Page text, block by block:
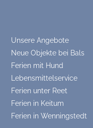
Unsere Angebote
Neue Objekte bei Bals
Ferien mit Hund
Lebensmittelservice
Ferien unter Reet
Ferien in Keitum
Ferien in Wenningstedt